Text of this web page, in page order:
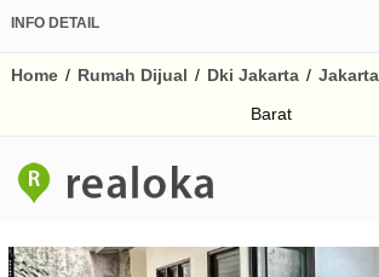
INFO DETAIL
Home / Rumah Dijual / Dki Jakarta /
Barat